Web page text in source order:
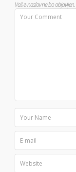
Vaš e-naslov ne bo objavljen.